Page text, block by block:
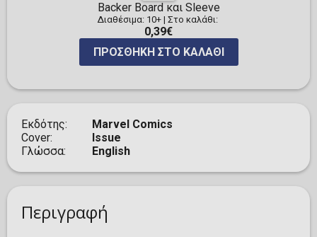
Backer Board και Sleeve
Διαθέσιμα: 10+| Στο καλάθι:
0,39€
ΠΡΟΣΘΉΚΗ ΣΤΟ ΚΑΛΆΘΙ
Εκδότης
Marvel Comics
Cover
Issue
Γλώσσα
English
Περιγραφή